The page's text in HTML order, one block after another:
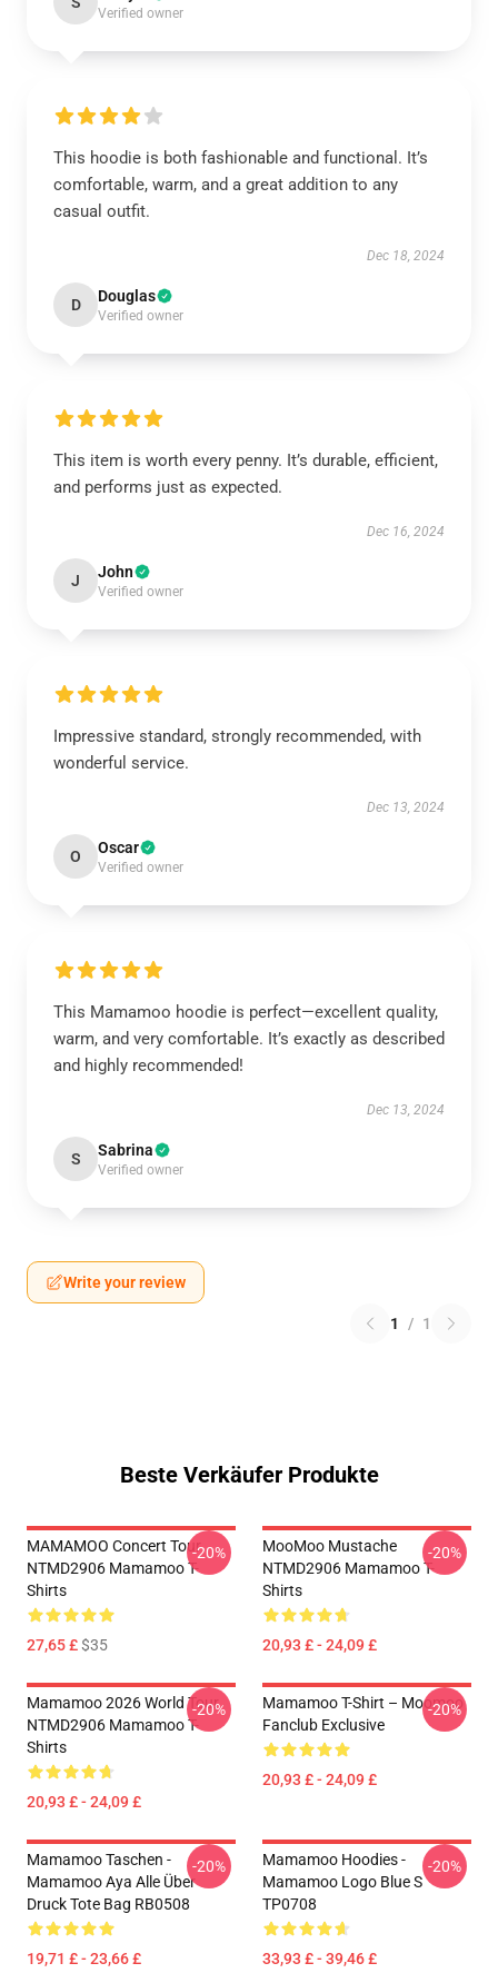
Verified owner
This hoodie is both fashionable and functional. It’s
comfortable, warm, and a great addition to any
casual outfit.
Dec 18, 2024
D Douglas
Verified owner
This item is worth every penny. It’s durable, efficient,
and performs just as expected.
Dec 16, 2024
J John
Verified owner
Impressive standard, strongly recommended, with
wonderful service.
Dec 13, 2024
O Oscar
Verified owner
This Mamamoo hoodie is perfect—excellent quality,
warm, and very comfortable. It’s exactly as described
and highly recommended!
Dec 13, 2024
S Sabrina
Verified owner
Write your review
1 / 1
Beste Verkäufer Produkte
MAMAMOO Concert Tour
NTMD2906 Mamamoo T-
Shirts
27,65 £$35
-20%
MooMoo Mustache
NTMD2906 Mamamoo T-
Shirts
20,93 £ - 24,09 £
-20%
Mamamoo 2026 World Tour
NTMD2906 Mamamoo T-
Shirts
20,93 £ - 24,09 £
-20%
Mamamoo T-Shirt – Moomoo
Fanclub Exclusive
20,93 £ - 24,09 £
-20%
Mamamoo Taschen -
Mamamoo Aya Alle Über
Druck Tote Bag RB0508
19,71 £ - 23,66 £
-20%
Mamamoo Hoodies -
Mamamoo Logo Blue S
TP0708
33,93 £ - 39,46 £
-20%